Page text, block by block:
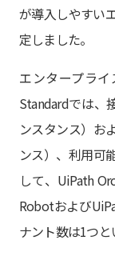
が導入しやすい
定しました。
エンタープラ
Standardでは、
ンスタンス）お
ンス）、利用可
して、UiPath
Robotおよび
ナント数は1つと